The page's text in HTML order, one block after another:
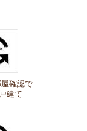
確認で
建て